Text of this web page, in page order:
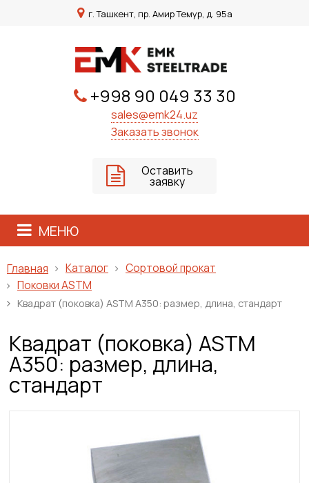
г. Ташкент, пр. Амир Темур, д. 95а
+998 90 049 33 30
sales@emk24.uz
Заказать звонок
Оставить
заявку
МЕНЮ
Главная Каталог
Сортовой прокат
Поковки ASTM
Квадрат (поковка) ASTM A350: размер, длина, стандарт
Квадрат (поковка) ASTM
A350: размер, длина,
стандарт